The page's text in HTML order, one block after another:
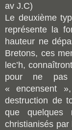
av J.C)
Le deuxième
représente la
hauteur ne
Bretons, ces
lec’h,
pour ne pas
« encensent
destruction de
que quelques
christianisés